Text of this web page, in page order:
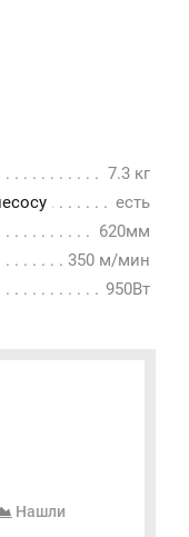
7.3 кг
есть
620мм
350 м/мин
950Вт
Нашли